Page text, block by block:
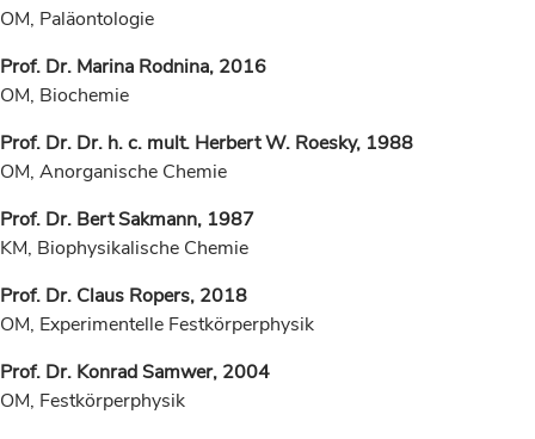
OM, Paläontologie
Prof. Dr. Marina Rodnina, 2016
OM, Biochemie
Prof. Dr. Dr. h. c. mult. Herbert W. Roesky, 1988
OM, Anorganische Chemie
Prof. Dr. Bert Sakmann, 1987
KM, Biophysikalische Chemie
Prof. Dr. Claus Ropers, 2018
OM, Experimentelle Festkörperphysik
Prof. Dr. Konrad Samwer, 2004
OM, Festkörperphysik